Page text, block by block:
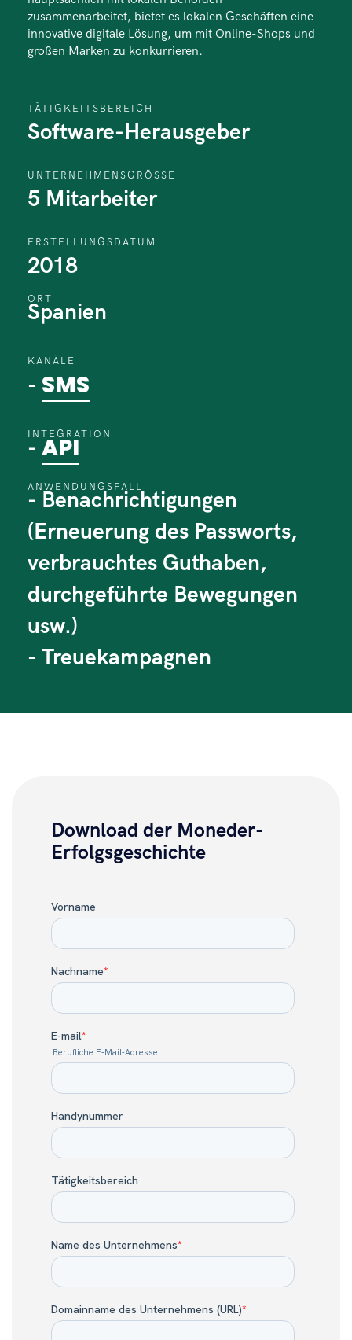
zusammenarbeitet, bietet es lokalen Geschäften eine
innovative digitale Lösung, um mit Online-Shops und
großen Marken zu konkurrieren.
TÄTIGKEITSBEREICH
Software-Herausgeber
UNTERNEHMENSGRÖSSE
5 Mitarbeiter
ERSTELLUNGSDATUM
2018
ORT
Spanien
KANÄLE
- SMS
INTEGRATION
- API
ANWENDUNGSFALL
- Benachrichtigungen
(Erneuerung des Passworts,
verbrauchtes Guthaben,
durchgeführte Bewegungen
usw.)
- Treuekampagnen
Download der Moneder-
Erfolgsgeschichte